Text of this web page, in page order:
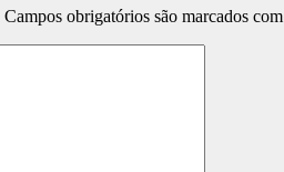
Campos obrigatórios são marcados com